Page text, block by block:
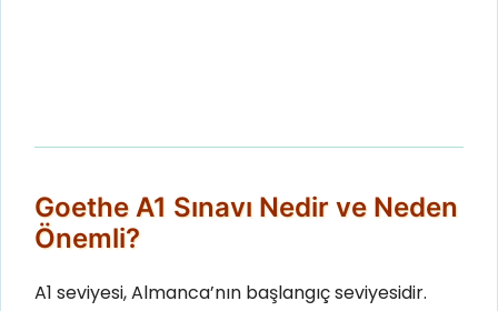
Goethe A1 Sınavı Nedir ve Neden
Önemli?
A1 seviyesi, Almanca’nın başlangıç seviyesidir.